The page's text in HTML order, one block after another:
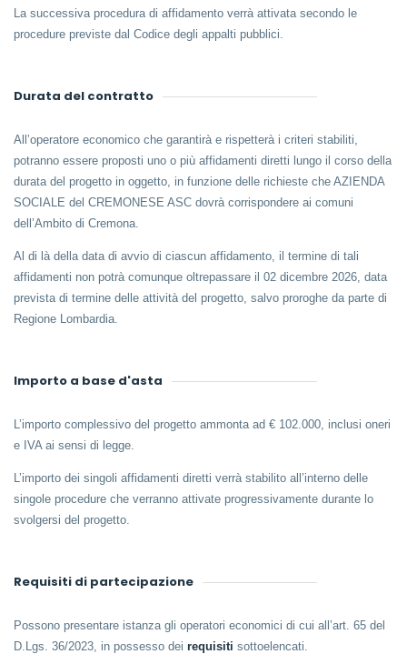
La successiva procedura di affidamento verrà attivata secondo le
procedure previste dal Codice degli appalti pubblici.
Durata del contratto
All’operatore economico che garantirà e rispetterà i criteri stabiliti,
potranno essere proposti uno o più affidamenti diretti lungo il corso della
durata del progetto in oggetto, in funzione delle richieste che AZIENDA
SOCIALE del CREMONESE ASC dovrà corrispondere ai comuni
dell’Ambito di Cremona.
Al di là della data di avvio di ciascun affidamento, il termine di tali
affidamenti non potrà comunque oltrepassare il 02 dicembre 2026, data
prevista di termine delle attività del progetto, salvo proroghe da parte di
Regione Lombardia.
Importo a base d'asta
L’importo complessivo del progetto ammonta ad € 102.000, inclusi oneri
e IVA ai sensi di legge.
L’importo dei singoli affidamenti diretti verrà stabilito all’interno delle
singole procedure che verranno attivate progressivamente durante lo
svolgersi del progetto.
Requisiti di partecipazione
Possono presentare istanza gli operatori economici di cui all’art. 65 del
D.Lgs. 36/2023, in possesso dei requisiti sottoelencati.